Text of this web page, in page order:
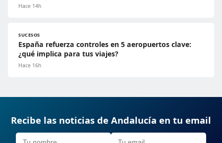
Hace 14h
SUCESOS
España refuerza controles en 5 aeropuertos clave:
¿qué implica para tus viajes?
Hace 16h
Recibe las noticias de Andalucía en tu email